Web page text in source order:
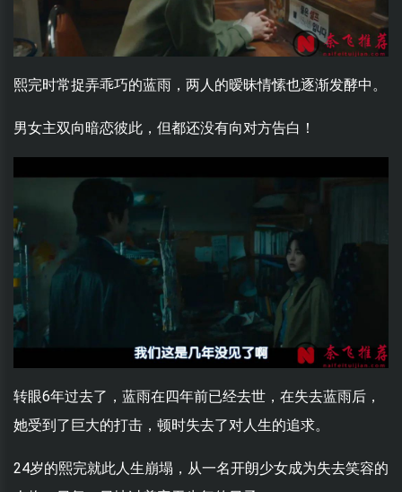
熙完时常捉弄乖巧的蓝雨，两人的暧昧情愫也逐渐发酵中。
男女主双向暗恋彼此，但都还没有向对方告白！
转眼6年过去了，蓝雨在四年前已经去世，在失去蓝雨后，
她受到了巨大的打击，顿时失去了对人生的追求。
24岁的熙完就此人生崩塌，从一名开朗少女成为失去笑容的